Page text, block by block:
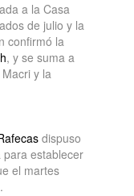
a la Casa
de julio y la
confirmó la
, y se suma a
y la
dispuso
establecer
el martes